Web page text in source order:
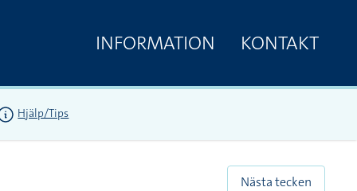
INFORMATION KONTAKT
Hjälp/Tips
Nästa tecken